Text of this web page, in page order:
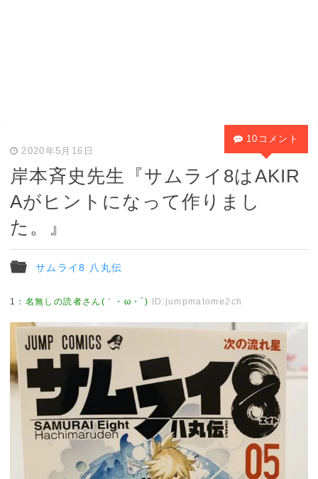
2020年5月16日
岸本斉史先生『サムライ8はAKIR
Aがヒントになって作りまし
た。』
サムライ8 八丸伝
10コメント
1 ： 名無しの読者さん(｀・ω・´) ID:jumpmatome2ch